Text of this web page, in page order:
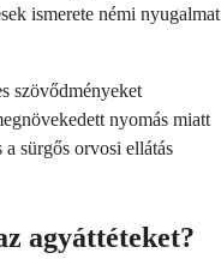
ismerete némi nyugalmat
szövődményeket
nyomás miatt
sürgős orvosi ellátás
agyáttéteket?